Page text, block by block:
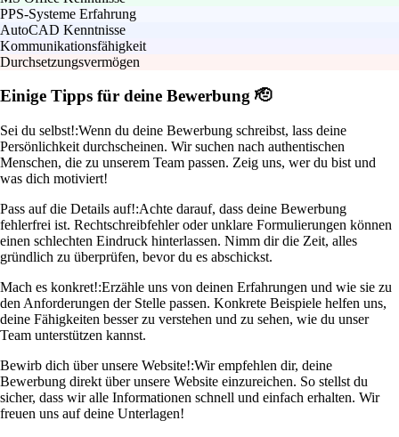
PPS-Systeme Erfahrung
AutoCAD Kenntnisse
Kommunikationsfähigkeit
Durchsetzungsvermögen
Einige Tipps für deine Bewerbung 🫡
Sei du selbst!:Wenn du deine Bewerbung schreibst, lass deine
Persönlichkeit durchscheinen. Wir suchen nach authentischen
Menschen, die zu unserem Team passen. Zeig uns, wer du bist und
was dich motiviert!
Pass auf die Details auf!:Achte darauf, dass deine Bewerbung
fehlerfrei ist. Rechtschreibfehler oder unklare Formulierungen können
einen schlechten Eindruck hinterlassen. Nimm dir die Zeit, alles
gründlich zu überprüfen, bevor du es abschickst.
Mach es konkret!:Erzähle uns von deinen Erfahrungen und wie sie zu
den Anforderungen der Stelle passen. Konkrete Beispiele helfen uns,
deine Fähigkeiten besser zu verstehen und zu sehen, wie du unser
Team unterstützen kannst.
Bewirb dich über unsere Website!:Wir empfehlen dir, deine
Bewerbung direkt über unsere Website einzureichen. So stellst du
sicher, dass wir alle Informationen schnell und einfach erhalten. Wir
freuen uns auf deine Unterlagen!